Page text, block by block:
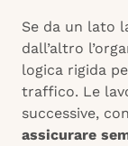
Se da un lato
dall’altro
logica rigida
traffico. Le
successive,
assicurare